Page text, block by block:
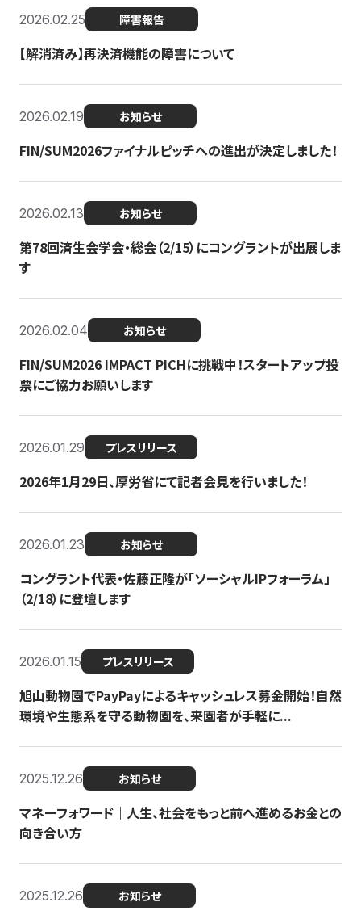
2026.02.25 障害報告
【解消済み】再決済機能の障害について
2026.02.19 お知らせ
FIN/SUM2026ファイナルピッチへの進出が決定しました！
2026.02.13 お知らせ
第78回済生会学会・総会（2/15）にコングラントが出展しま
す
2026.02.04 お知らせ
FIN/SUM2026 IMPACT PICHに挑戦中！スタートアップ投
票にご協力お願いします
2026.01.29 プレスリリース
2026年1月29日、厚労省にて記者会見を行いました！
2026.01.23 お知らせ
コングラント代表・佐藤正隆が「ソーシャルIPフォーラム」
（2/18）に登壇します
2026.01.15 プレスリリース
旭山動物園でPayPayによるキャッシュレス募金開始！自然
環境や生態系を守る動物園を、来園者が手軽に...
2025.12.26 お知らせ
マネーフォワード｜人生、社会をもっと前へ進めるお金との
向き合い方
2025.12.26 お知らせ